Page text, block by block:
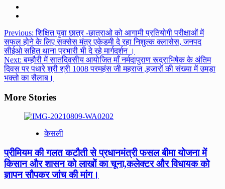
Post
navigation
Previous:शिक्षित युवा छात्र -छात्राओ को आगामी प्रतियोगी परीक्षाओं में
सफल होने के लिए सक्सेस मंत्र एकेडमी दे रहा निशुल्क क्लासेस, जनपद
सीईओ सहित थाना प्रभारी भी दे रहे मार्गदर्शन ।
Next:बम्हौरी में सातदिवसीय आयोजित माँ नर्मदापुराण रूद्राभिषेक के अंतिम
दिवस पर पधारे श्री श्री 1008 परमहंस जी महराज ,हजारों की संख्या में उमड़ा
भक्तो का सैलाब।
More Stories
केसली
प्रीमियम की गलत कटौती से प्रधानमंत्री फसल बीमा योजना में
किसान और शासन को लाखों का चूना,कलेक्टर और विधायक को
ज्ञापन सौपकर जांच की मांग।